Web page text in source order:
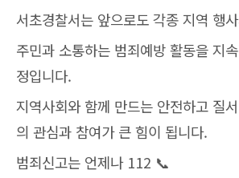
서초경찰서는 앞으로도 각종 지역 행
주민과 소통하는 범죄예방 활동을 지
정입니다.
지역사회와 함께 만드는 안전하고 질
의 관심과 참여가 큰 힘이 됩니다.
범죄신고는 언제나 112 📞